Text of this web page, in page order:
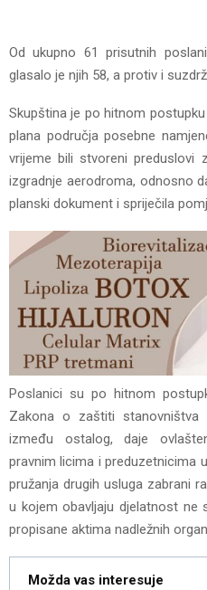
Od ukupno 61 prisutnih
glasalo je njih 58, a protiv i
Skupština je po hitnom
plana područja posebne
vrijeme bili stvoreni preduslovi
izgradnje aerodroma, odnosno
planski dokument i spriječila
Poslanici su po hitnom
Zakona o zaštiti
između ostalog, daje
pravnim licima i preduzetnicima
pružanja drugih usluga zabrani
u kojem obavljaju djelatnost ne
propisane aktima nadležnih
Možda vas interesuje